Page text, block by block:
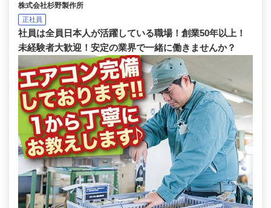
株式会社杉野製作所
正社員
社員は全員日本人が活躍している職場！創業50年以上！
未経験者大歓迎！安定の業界で一緒に働きませんか？